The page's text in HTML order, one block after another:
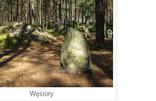
Węsiory